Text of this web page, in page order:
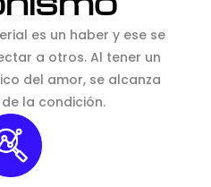
es un haber y ese se
a otros. Al tener un
del amor, se alcanza
la condición.